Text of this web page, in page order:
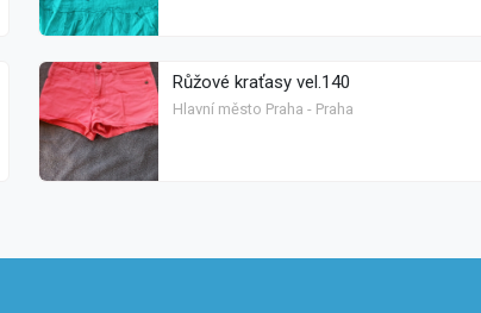
Růžové kraťasy vel.140
Hlavní město Praha - Praha